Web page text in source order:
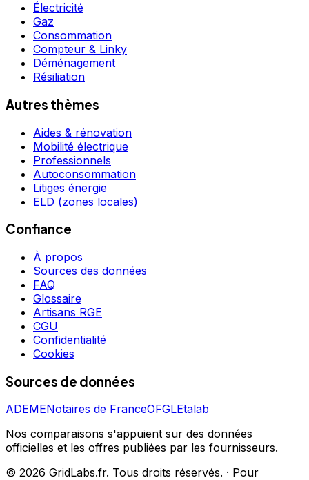
Électricité
Gaz
Consommation
Compteur & Linky
Déménagement
Résiliation
Autres thèmes
Aides & rénovation
Mobilité électrique
Professionnels
Autoconsommation
Litiges énergie
ELD (zones locales)
Confiance
À propos
Sources des données
FAQ
Glossaire
Artisans RGE
CGU
Confidentialité
Cookies
Sources de données
ADEMENotaires de FranceOFGLEtalab
Nos comparaisons s'appuient sur des données
officielles et les offres publiées par les fournisseurs.
© 2026 GridLabs.fr. Tous droits réservés. · Pour